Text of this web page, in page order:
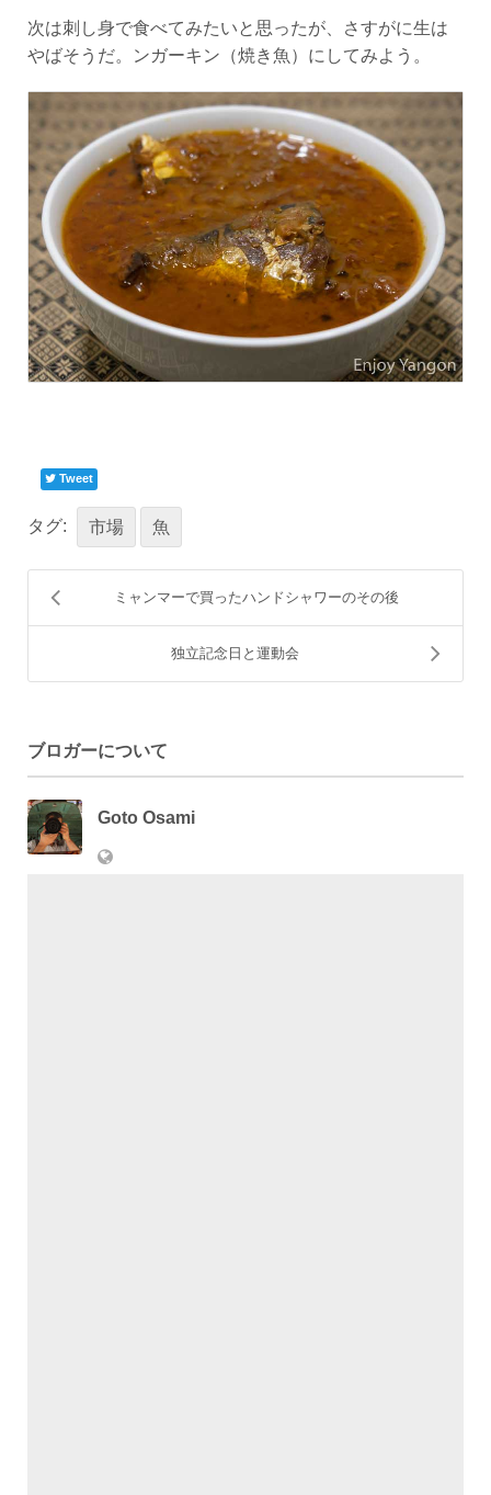
次は刺し身で食べてみたいと思ったが、さすがに生は
やばそうだ。ンガーキン（焼き魚）にしてみよう。
Tweet
タグ: 市場 魚
ミャンマーで買ったハンドシャワーのその後
独立記念日と運動会
ブロガーについて
Goto Osami